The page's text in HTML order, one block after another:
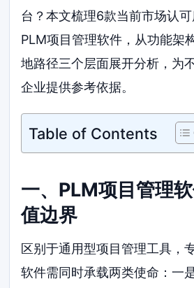
台？本文梳理6款当前市场认
PLM项目管理软件，从功能架
地路径三个层面展开分析，为
企业提供参考依据。
Table of Contents
一、PLM项目管理
值边界
区别于通用型项目管理工具，
软件需同时承载两类使命：一